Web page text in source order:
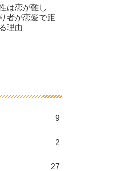
は恋が難し
者が恋愛で距
理由
9
2
27